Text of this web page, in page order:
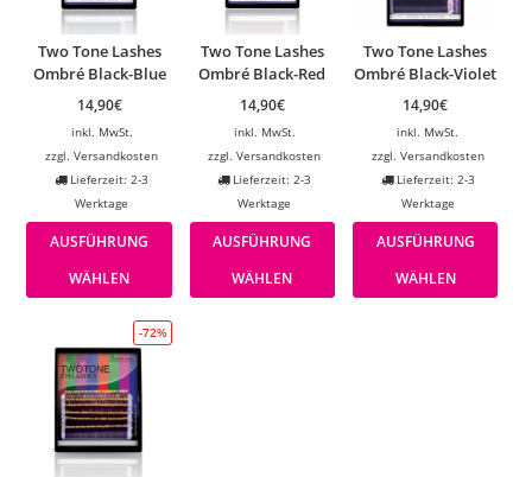
Two Tone Lashes
Ombré Black-Blue
14,90€
inkl. MwSt.
zzgl.Versandkosten
Lieferzeit: 2-3
Werktage
AUSFÜHRUNG
WÄHLEN
Two Tone Lashes
Ombré Black-Red
14,90€
inkl. MwSt.
zzgl.Versandkosten
Lieferzeit: 2-3
Werktage
AUSFÜHRUNG
WÄHLEN
Two Tone Lashes
Ombré Black-Violet
14,90€
inkl. MwSt.
zzgl. Versandkosten
Lieferzeit: 2-3
Werktage
AUSFÜHRUNG
WÄHLEN
-72%